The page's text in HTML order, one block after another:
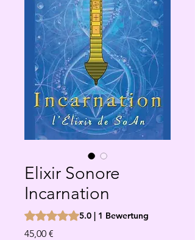
Elixir Sonore
Incarnation
Das Rating beträgt 5.0 von fünf
5.0 | 1 Bewertung
45,00 €